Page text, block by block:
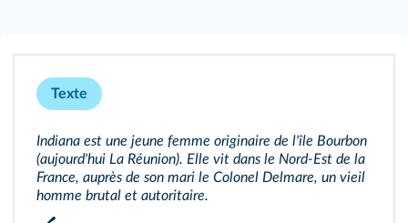
Texte
Indiana est une jeune femme originaire de l'île Bourbon
(aujourd'hui La Réunion). Elle vit dans le Nord‑Est de la
France, auprès de son mari le Colonel Delmare, un vieil
homme brutal et autoritaire.